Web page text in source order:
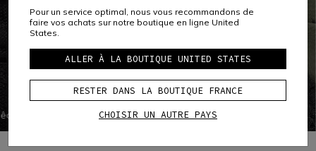
COMF-TEK KNUCKLES
Comf-Tek Knuckles est une technologie Dainese utilisée
Pour un service optimal, nous vous recommandons de
faire vos achats sur notre boutique en ligne United
States.
ALLER À LA BOUTIQUE UNITED STATES
RESTER DANS LA BOUTIQUE FRANCE
CHOISIR UN AUTRE PAYS